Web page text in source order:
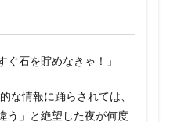
ぐ石を貯めなきゃ！」
な情報に踊らされては、
う」と絶望した夜が何度